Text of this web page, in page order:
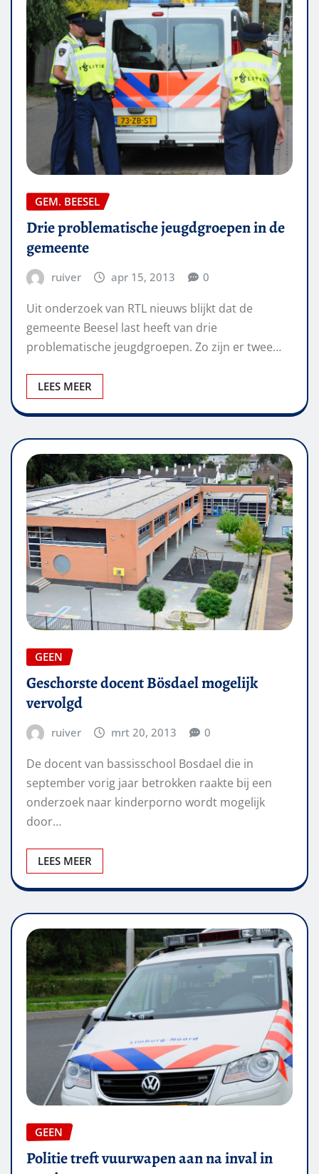
GEM. BEESEL
Drie problematische jeugdgroepen in de
gemeente
ruiver apr 15, 2013 0
Uit onderzoek van RTL nieuws blijkt dat de
gemeente Beesel last heeft van drie
problematische jeugdgroepen. Zo zijn er twee…
LEES MEER
GEEN
Geschorste docent Bösdael mogelijk
vervolgd
ruiver mrt 20, 2013 0
De docent van bassisschool Bosdael die in
september vorig jaar betrokken raakte bij een
onderzoek naar kinderporno wordt mogelijk
door…
LEES MEER
GEEN
Politie treft vuurwapen aan na inval in